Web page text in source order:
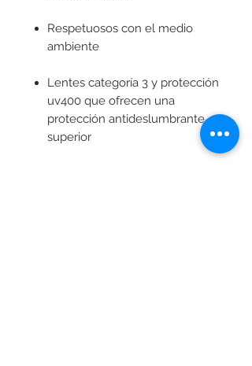
Respetuosos con el medio
ambiente
Lentes categoría 3 y protección
uv400 que ofrecen una
protección antideslumbrante
superior